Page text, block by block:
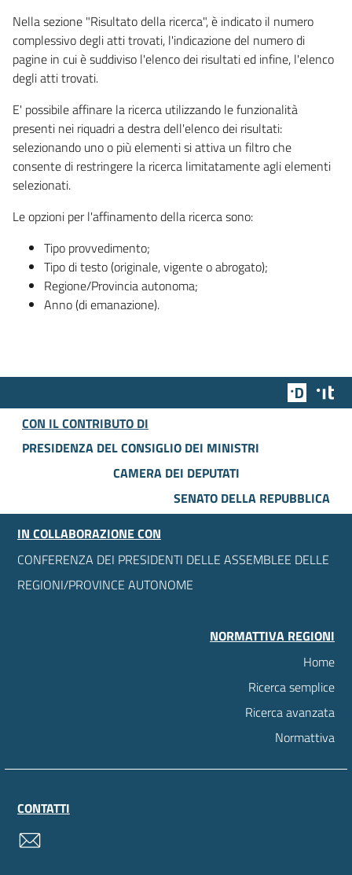
Nella sezione "Risultato della ricerca", è indicato il numero
complessivo degli atti trovati, l'indicazione del numero di
pagine in cui è suddiviso l'elenco dei risultati ed infine, l'elenco
degli atti trovati.
E' possibile affinare la ricerca utilizzando le funzionalità
presenti nei riquadri a destra dell'elenco dei risultati:
selezionando uno o più elementi si attiva un filtro che
consente di restringere la ricerca limitatamente agli elementi
selezionati.
Le opzioni per l'affinamento della ricerca sono:
Tipo provvedimento;
Tipo di testo (originale, vigente o abrogato);
Regione/Provincia autonoma;
Anno (di emanazione).
Team
CON IL CONTRIBUTO DI
PRESIDENZA DEL CONSIGLIO DEI MINISTRI
CAMERA DEI DEPUTATI
SENATO DELLA REPUBBLICA
IN COLLABORAZIONE CON
CONFERENZA DEI PRESIDENTI DELLE ASSEMBLEE DELLE
REGIONI/PROVINCE AUTONOME
NORMATTIVA REGIONI
Home
Ricerca semplice
Ricerca avanzata
Normattiva
CONTATTI